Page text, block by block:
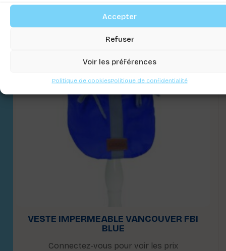
Accepter
Refuser
Voir les préférences
Politique de cookiesPolitique de confidentialité
VESTE IMPERMEABLE VANCOUVER FBI
BLUE
Connectez-vous pour voir les prix